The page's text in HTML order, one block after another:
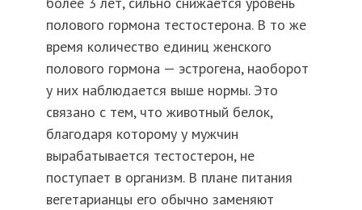
полового гормона тестостерона. В то же
время количество единиц женского
полового гормона — эстрогена, наоборот
у них наблюдается выше нормы. Это
связано с тем, что животный белок,
благодаря которому у мужчин
вырабатывается тестостерон, не
поступает в организм. В плане питания
вегетарианцы его обычно заменяют